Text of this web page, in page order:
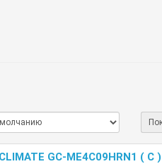
GC-ME4C09HRN1 ( C )